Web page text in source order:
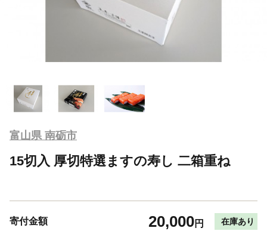
富山県 南砺市
15切入 厚切特選ますの寿し 二箱重ね
寄付金額 20,000円 在庫あり